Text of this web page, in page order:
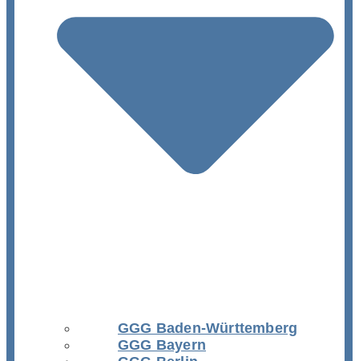
GGG Baden-Württemberg
GGG Bayern